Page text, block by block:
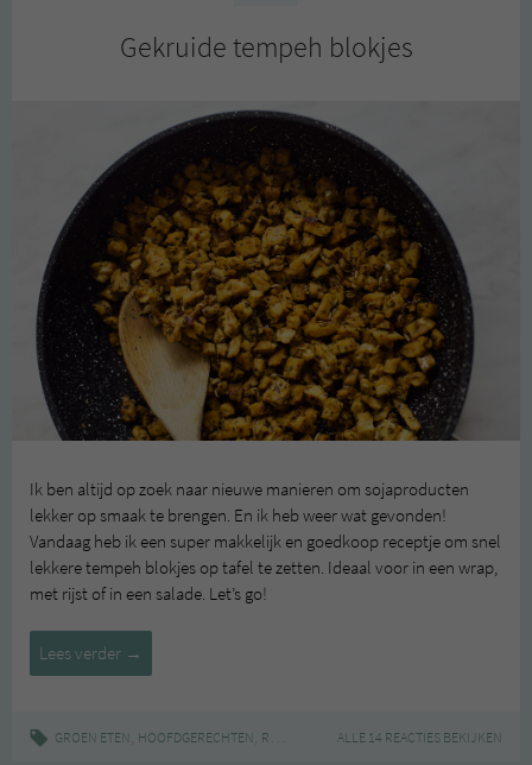
Gekruide tempeh blokjes
Ik ben altijd op zoek naar nieuwe manieren om sojaproducten
lekker op smaak te brengen. En ik heb weer wat gevonden!
Vandaag heb ik een super makkelijk en goedkoop receptje om snel
lekkere tempeh blokjes op tafel te zetten. Ideaal voor in een wrap,
met rijst of in een salade. Let’s go!
Lees verder Gekruide
tempeh
→
GROEN ETEN, HOOFDGERECHTEN, RECEPT CRUMBLE, GOEDKOOP,MAKKELIJK
ALLE 14 REACTIES BEKIJKEN